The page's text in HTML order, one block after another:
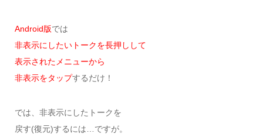
Android版では
非表示にしたいトークを長押しして
表示されたメニューから
非表示をタップするだけ！
では、非表示にしたトークを
戻す(復元)するには…ですが。